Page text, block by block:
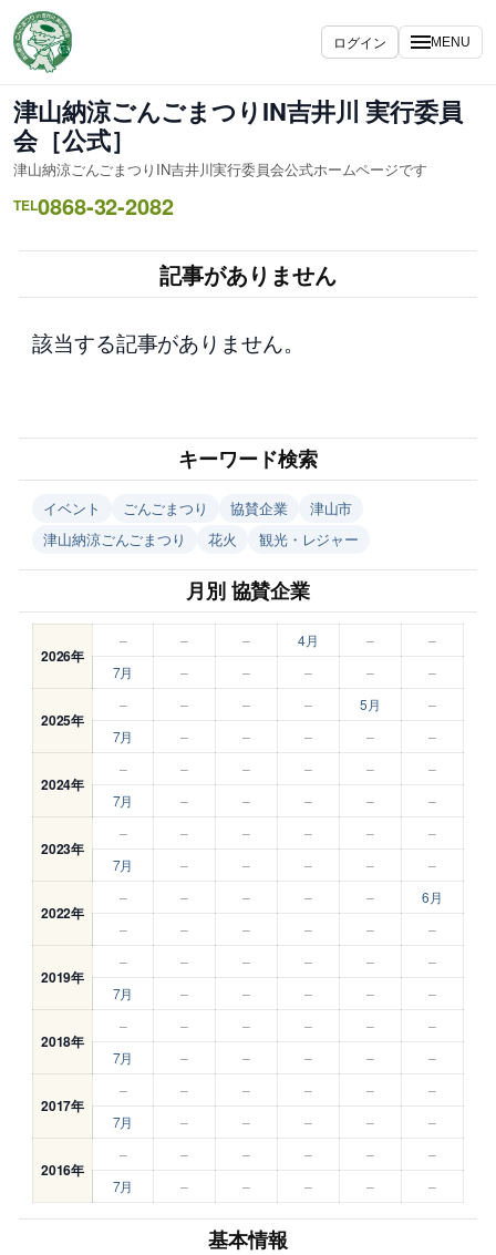
容
を
ス
キ
ッ
プ
ログイン MENU
津山納涼ごんごまつりIN吉井川 実行委員
会［公式］
津山納涼ごんごまつりIN吉井川実行委員会公式ホームページです
TEL0868-32-2082
記事がありません
該当する記事がありません。
キーワード検索
イベント ごんごまつり 協賛企業
津山市
津山納涼ごんごまつり
花火 観光・レジャー
月別 協賛企業
2026年
– – – 4月 –
–
7月
– – – – –
2025年
– – – – 5月
–
7月
– – – – –
2024年
– – – – –
–
7月
– – – – –
2023年
– – – – –
–
7月
– – – – –
2022年
– – – – –
6月
–
– – – – –
2019年
– – – – –
–
7月
– – – – –
2018年
– – – – –
–
7月
– – – – –
2017年
– – – – –
–
7月
– – – – –
2016年
– – – – –
–
7月
– – – – –
基本情報